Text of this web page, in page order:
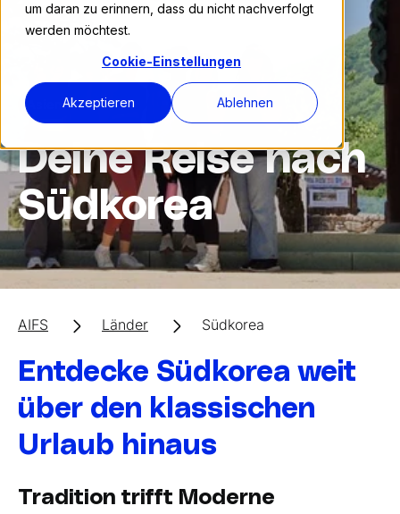
um daran zu erinnern, dass du nicht nachverfolgt
werden möchtest.
Cookie-Einstellungen
Akzeptieren Ablehnen
Deine Reise nach
Südkorea
AIFS Länder Südkorea
Entdecke Südkorea weit
über den klassischen
Urlaub hinaus
Tradition trifft Moderne